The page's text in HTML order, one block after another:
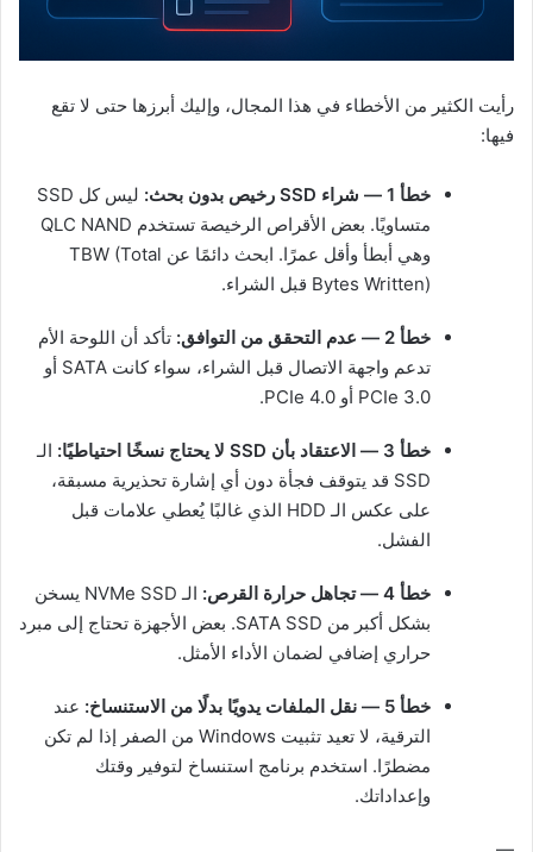
رأيت الكثير من الأخطاء في هذا المجال، وإليك أبرزها حتى لا تقع
فيها:
خطأ 1 — شراء SSD رخيص بدون بحث:
ليس كل SSD
متساويًا. بعض الأقراص الرخيصة تستخدم QLC NAND
وهي أبطأ وأقل عمرًا. ابحث دائمًا عن TBW (Total
Bytes Written) قبل الشراء.
خطأ 2 — عدم التحقق من التوافق:
تأكد أن اللوحة الأم
تدعم واجهة الاتصال قبل الشراء، سواء كانت SATA أو
PCIe 3.0 أو PCIe 4.0.
خطأ 3 — الاعتقاد بأن SSD لا يحتاج نسخًا احتياطيًا:
الـ
SSD قد يتوقف فجأة دون أي إشارة تحذيرية مسبقة،
على عكس الـ HDD الذي غالبًا يُعطي علامات قبل
الفشل.
خطأ 4 — تجاهل حرارة القرص:
الـ NVMe SSD يسخن
بشكل أكبر من SATA SSD. بعض الأجهزة تحتاج إلى مبرد
حراري إضافي لضمان الأداء الأمثل.
خطأ 5 — نقل الملفات يدويًا بدلًا من الاستنساخ:
عند
الترقية، لا تعيد تثبيت Windows من الصفر إذا لم تكن
مضطرًا. استخدم برنامج استنساخ لتوفير وقتك
وإعداداتك.